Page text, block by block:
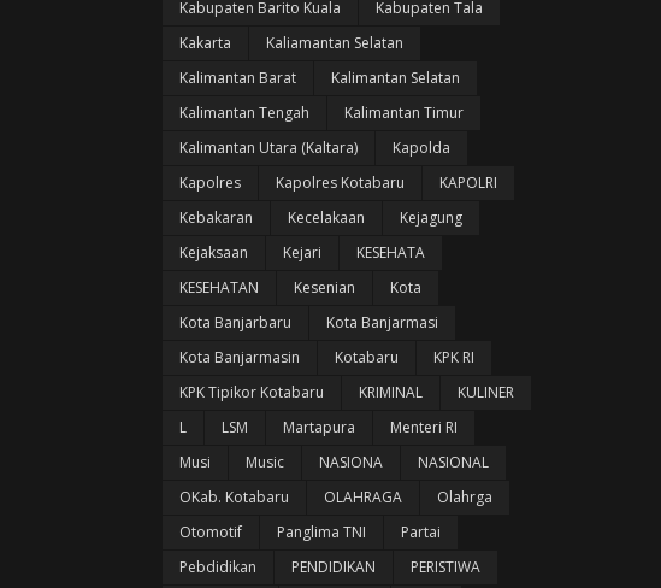
Kabupaten Barito Kuala
Kabupaten Tala
Kakarta
Kaliamantan Selatan
Kalimantan Barat
Kalimantan Selatan
Kalimantan Tengah
Kalimantan Timur
Kalimantan Utara (Kaltara)
Kapolda
Kapolres
Kapolres Kotabaru
KAPOLRI
Kebakaran
Kecelakaan
Kejagung
Kejaksaan
Kejari
KESEHATA
KESEHATAN
Kesenian
Kota
Kota Banjarbaru
Kota Banjarmasi
Kota Banjarmasin
Kotabaru
KPK RI
KPK Tipikor Kotabaru
KRIMINAL
KULINER
L
LSM Martapura
Menteri RI
Musi
Music NASIONA
NASIONAL
OKab. Kotabaru
OLAHRAGA
Olahrga
Otomotif
Panglima TNI
Partai
Pebdidikan
PENDIDIKAN PERISTIWA